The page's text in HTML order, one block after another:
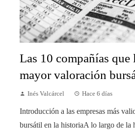
Las 10 compañías que
mayor valoración
Inés Valcárcel Hace 6 días
Introducción a las empresas más
bursátil en la historiaA lo largo de la